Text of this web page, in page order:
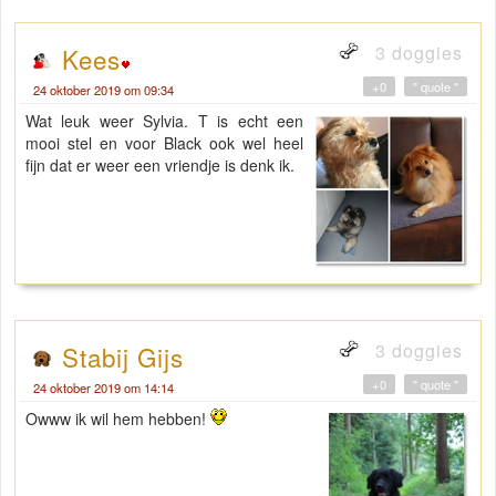
Kees 3 doggies
24 oktober 2019 om 09:34 " quote "
+0
Wat leuk weer Sylvia. T is echt een
mooi stel en voor Black ook wel heel
fijn dat er weer een vriendje is denk ik.
Stabij Gijs 3 doggies
24 oktober 2019 om 14:14 " quote "
+0
Owww ik wil hem hebben!